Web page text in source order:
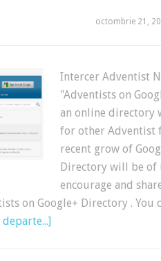
octombrie 21,
Intercer Adventist
"Adventists on
an online directory
for other Adventist
recent grow of
Directory will be of
encourage and
on Google+ Directory .